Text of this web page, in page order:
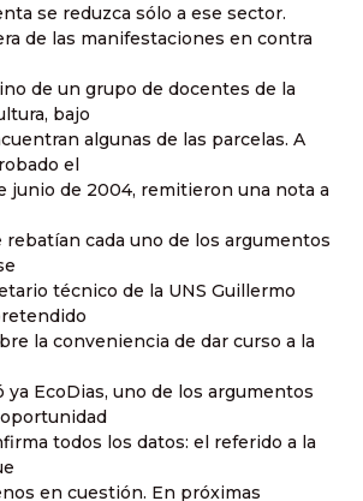
se reduzca sólo a ese sector.
de las manifestaciones en contra
de un grupo de docentes de la
bajo
algunas de las parcelas. A
el
junio de 2004, remitieron una nota a
rebatían cada uno de los argumentos
técnico de la UNS Guillermo
la conveniencia de dar curso a la
ya EcoDias, uno de los argumentos
todos los datos: el referido a la
en cuestión. En próximas